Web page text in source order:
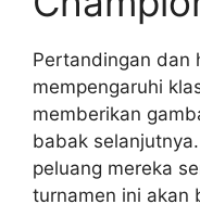
Pertandingan dan
mempengaruhi
memberikan
babak
peluang mereka
turnamen ini akan